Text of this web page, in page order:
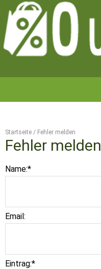
Startseite / Fehler melden
Fehler melden
Name:*
Email:
Eintrag:*